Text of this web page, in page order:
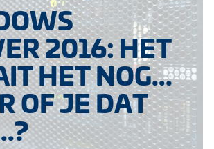
2016: HET
HET NOG…
OF JE DAT